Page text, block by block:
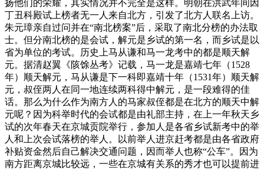
扬他们的荣耀，其实情况并不完全是这样。明朝在洪武年间因
丁丑科殿试上榜者无一人来自北方，引发了北方人联名上访。
朱元璋亲自过问并在“南北榜案”后，采取了南北分榜的办法取
士。但分南北榜的是会试，解元是乡试的第一名，而乡试是以
省为单位的考试。历史上马从谦和马一龙考中的都是顺天解
元。据清赵翼《陔馀丛考》记载，马一龙是嘉靖七年（1528
年）顺天解元，马从谦是下一科即嘉靖十年（1531年）顺天解
元，叔侄两人在同一地连续两科得中解元，是一段难得的佳
话。那么为什么作为南方人的马家叔侄都是在北方的顺天中解
元呢？因为科举时代的会试都是由礼部主持，在上一年秋天乡
试的次年春天在京城贡院举行，参加人是各省乡试新考中的举
人和上次会试落榜的举人。以前举人进京赶考都是由各省政府
补贴资金然后自己解决交通问题，因而举人也称“公车”。因为
南方距离京城比较远，一些在京城有关系的秀才也可以提前进